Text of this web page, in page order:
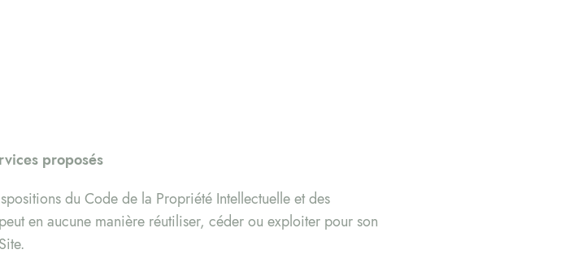
proposés
du Code de la Propriété Intellectuelle et des
en aucune manière réutiliser, céder ou exploiter pour son